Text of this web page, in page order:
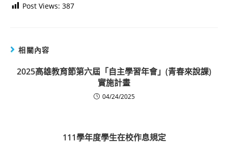
Post Views: 387
相關內容
2025高雄教育節第六屆「自主學習年會」(青春來說課)
實施計畫
04/24/2025
111學年度學生在校作息規定